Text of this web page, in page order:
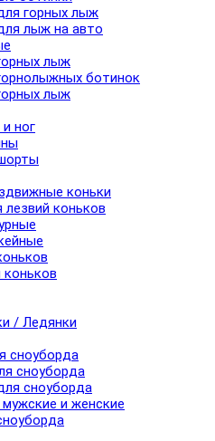
горных лыж
лыж на авто
лыж
ботинок
лыж
ног
коньки
коньков
/ Ледянки
сноуборда
сноуборда
сноуборда
и женские